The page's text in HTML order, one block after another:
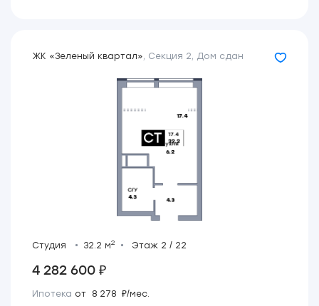
ЖК «Зеленый квартал», Секция 2, Дом сдан
Студия 32.2 м2 Этаж 2 / 22
4 282 600 ₽
Ипотека от 8 278 ₽/мес.